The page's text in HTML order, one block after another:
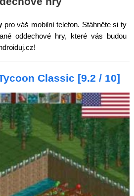
pro váš mobilní telefon. Stáhněte si ty
oddechové hry, které vás budou
Classic [9.2 / 10]